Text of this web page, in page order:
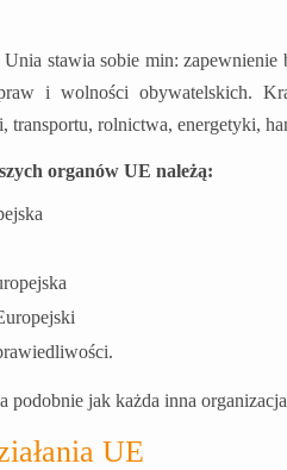
Unia stawia sobie min:
i wolności obywatelskich.
transportu, rolnictwa, energetyki,
organów UE należą:
podobnie jak każda inna
UE